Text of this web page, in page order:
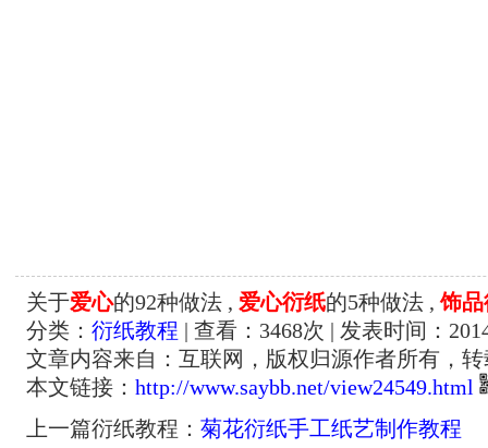
关于爱心的92种做法 , 爱心衍纸的5种做法 , 饰
分类： 衍纸教程 | 查看： 3468次 | 发表时间：
文章内容来自：互联网，版权归源作者所有，
本文链接： http://www.saybb.net/view24549.html
上一篇衍纸教程： 菊花衍纸手工纸艺制作教程